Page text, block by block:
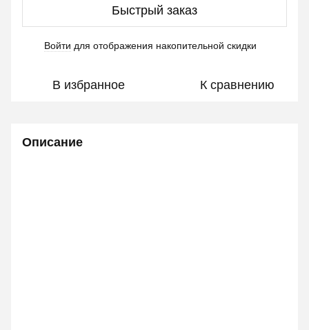
Быстрый заказ
Войти для отображения накопительной скидки
В избранное К сравнению
Описание